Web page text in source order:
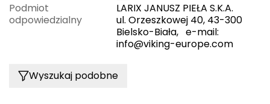
Gumbies
Podmiot
odpowiedzialny
LARIX JANUSZ PIEŁA S.K.A.
ul. Orzeszkowej 40, 43-300
Bielsko-Biała, e-mail:
info@viking-europe.com
Wyszukaj podobne